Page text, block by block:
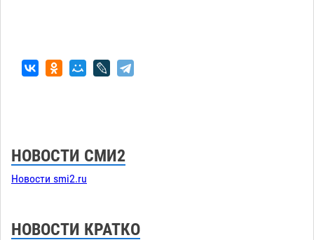
НОВОСТИ СМИ2
Новости smi2.ru
НОВОСТИ КРАТКО